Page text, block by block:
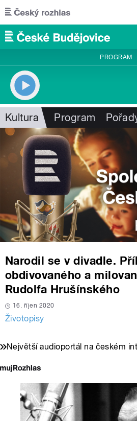
Přejít k hlavnímu obsahu
PROGRAM
Kultura Program
Narodil se v divadle.
obdivovaného a
Rudolfa Hrušínského
16. říjen 2020
Životopisy
Největší audioportál na českém